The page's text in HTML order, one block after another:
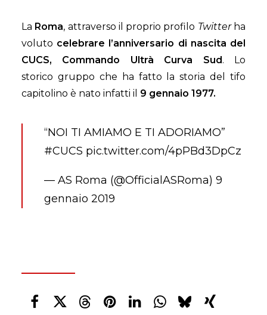
La Roma, attraverso il proprio profilo Twitterha
voluto celebrare l’anniversario di nascita del
CUCS, Commando Ultrà Curva Sud. Lo
storico gruppo che ha fatto la storia del tifo
capitolino è nato infatti il 9 gennaio 1977.
“NOI TI AMIAMO E TI ADORIAMO”
#CUCS pic.twitter.com/4pPBd3DpCz
— AS Roma (@OfficialASRoma) 9
gennaio 2019